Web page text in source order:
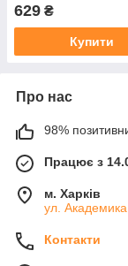
629 ₴
Купити
Про нас
98%
Працює з
м. Харків
ул.
Контакти